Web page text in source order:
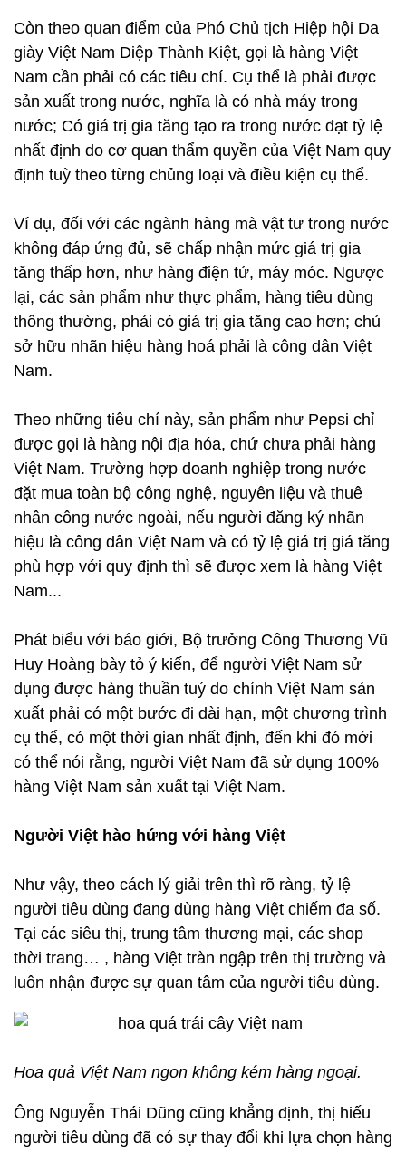
Còn theo quan điểm của Phó Chủ tịch Hiệp hội Da
giày Việt Nam Diệp Thành Kiệt, gọi là hàng Việt
Nam cần phải có các tiêu chí. Cụ thể là phải được
sản xuất trong nước, nghĩa là có nhà máy trong
nước; Có giá trị gia tăng tạo ra trong nước đạt tỷ lệ
nhất định do cơ quan thẩm quyền của Việt Nam quy
định tuỳ theo từng chủng loại và điều kiện cụ thể.
Ví dụ, đối với các ngành hàng mà vật tư trong nước
không đáp ứng đủ, sẽ chấp nhận mức giá trị gia
tăng thấp hơn, như hàng điện tử, máy móc. Ngược
lại, các sản phẩm như thực phẩm, hàng tiêu dùng
thông thường, phải có giá trị gia tăng cao hơn; chủ
sở hữu nhãn hiệu hàng hoá phải là công dân Việt
Nam.
Theo những tiêu chí này, sản phẩm như Pepsi chỉ
được gọi là hàng nội địa hóa, chứ chưa phải hàng
Việt Nam. Trường hợp doanh nghiệp trong nước
đặt mua toàn bộ công nghệ, nguyên liệu và thuê
nhân công nước ngoài, nếu người đăng ký nhãn
hiệu là công dân Việt Nam và có tỷ lệ giá trị giá tăng
phù hợp với quy định thì sẽ được xem là hàng Việt
Nam...
Phát biểu với báo giới, Bộ trưởng Công Thương Vũ
Huy Hoàng bày tỏ ý kiến, để người Việt Nam sử
dụng được hàng thuần tuý do chính Việt Nam sản
xuất phải có một bước đi dài hạn, một chương trình
cụ thể, có một thời gian nhất định, đến khi đó mới
có thể nói rằng, người Việt Nam đã sử dụng 100%
hàng Việt Nam sản xuất tại Việt Nam.
Người Việt hào hứng với hàng Việt
Như vậy, theo cách lý giải trên thì rõ ràng, tỷ lệ
người tiêu dùng đang dùng hàng Việt chiếm đa số.
Tại các siêu thị, trung tâm thương mại, các shop
thời trang… , hàng Việt tràn ngập trên thị trường và
luôn nhận được sự quan tâm của người tiêu dùng.
Hoa quả Việt Nam ngon không kém hàng ngoại.
Ông Nguyễn Thái Dũng cũng khẳng định, thị hiếu
người tiêu dùng đã có sự thay đổi khi lựa chọn hàng